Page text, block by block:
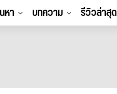
หา บทความ รีวิวล่าสุด